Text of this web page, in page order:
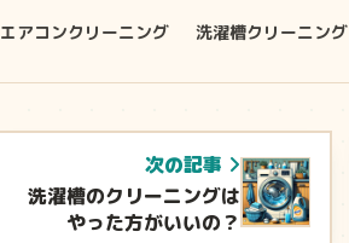
エアコンクリーニング 洗濯槽クリーニング
次の記事
洗濯槽のクリーニングは
やった方がいいの？